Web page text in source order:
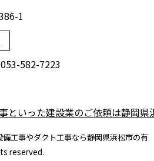
1
582-7223
といった建設業のご依頼は静岡
工事やダクト工事なら静岡県浜松市の有
reserved.